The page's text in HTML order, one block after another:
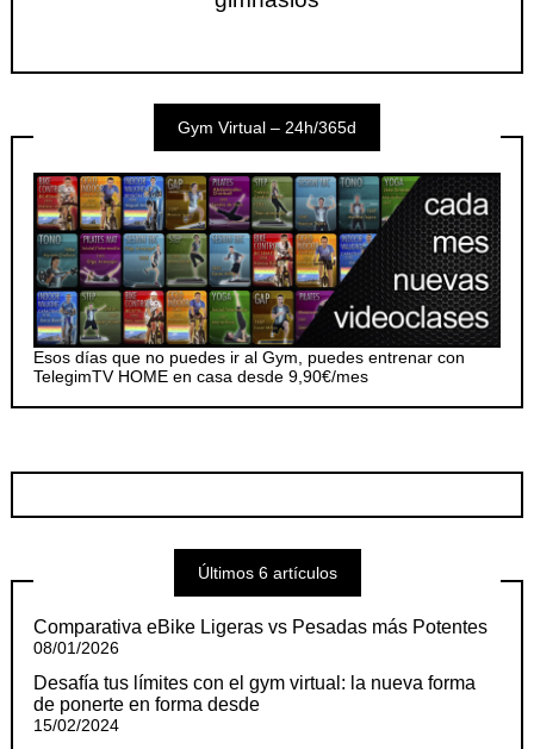
Gym Virtual – 24h/365d
Esos días que no puedes ir al Gym, puedes entrenar con
TelegimTV HOME en casa desde 9,90€/mes
Últimos 6 artículos
Comparativa eBike Ligeras vs Pesadas más Potentes
08/01/2026
Desafía tus límites con el gym virtual: la nueva forma
de ponerte en forma desde
15/02/2024